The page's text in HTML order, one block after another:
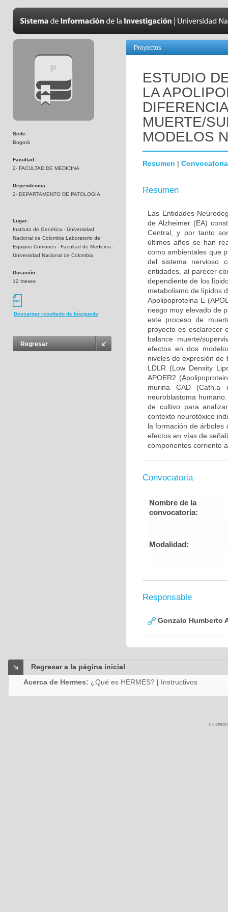
Sede:
Bogotá
Facultad:
2- FACULTAD DE MEDICINA
Dependencia:
2- DEPARTAMENTO DE PATOLOGÍA
Lugar:
Instituto de Genética - Universidad
Nacional de Colombia Laboratorio de
Equipos Comunes - Facultad de Medicina -
Universidad Nacional de Colombia
Duración:
12 meses
Descargar resultado de búsqueda
Regresar
Proyectos
ESTUDIO
LA
MUERTE/
MODELOS
Resumen | Convocatoria
Resumen
Las Entidades
de Alzheimer (EA)
Central, y por tanto
últimos años se han
como ambientales que
del sistema nervioso
entidades, al parecer
dependiente de los
metabolismo de lípidos
Apolipoproteina E
riesgo muy elevado de
este proceso de
proyecto es esclarecer
balance muerte/
efectos en dos
niveles de expresión de
LDLR (Low Density
APOER2
murina CAD (Cath.a
neuroblastoma
de cultivo para
contexto neurotóxico
la formación de árboles
efectos en vías de
componentes corriente
Convocatoria
Nombre de la
convocatoria:
Modalidad:
Responsable
Gonzalo Humberto
Regresar a la página inicial
Acerca de Hermes: ¿Qué es HERMES? | Instructivos